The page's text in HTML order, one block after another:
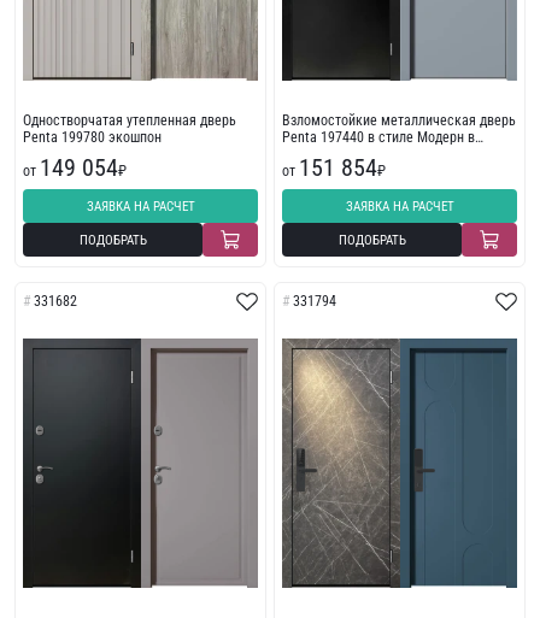
Одностворчатая утепленная дверь
Penta 199780 экошпон
от 149 054₽
ЗАЯВКА НА РАСЧЕТ
ПОДОБРАТЬ
Взломостойкие металлическая дверь
Penta 197440 в стиле Модерн в
от 151 854₽
ЗАЯВКА НА РАСЧЕТ
ПОДОБРАТЬ
331682 331794